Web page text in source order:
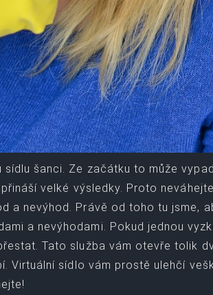
šanci. Ze začátku to může
velké výsledky. Proto
a nevýhod. Právě od toho tu jsme,
a nevýhodami. Pokud jednou
Tato služba vám otevře tolik
Virtuální sídlo vám prostě ulehčí